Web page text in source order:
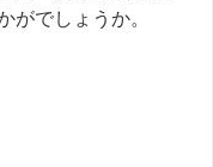
がでしょうか。